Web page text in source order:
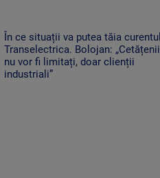
În ce situații va putea tăia curentul
Transelectrica. Bolojan: „Cetățenii
nu vor fi limitați, doar clienții
industriali”